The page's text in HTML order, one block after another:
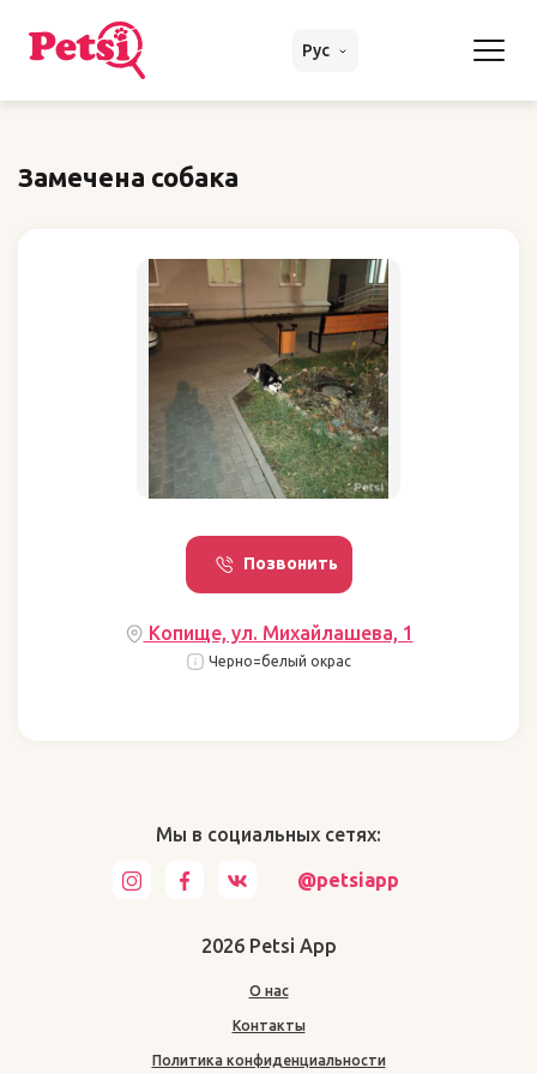
Рус
Замечена собака
Позвонить
Копище, ул. Михайлашева, 1
Черно=белый окрас
Мы в социальных сетях:
@petsiapp
2026 Petsi App
О нас
Контакты
Политика конфиденциальности